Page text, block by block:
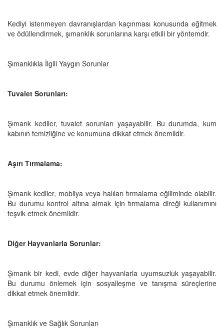
Kediyi istenmeyen davranışlardan kaçınması konusunda eğitmek
ve ödüllendirmek, şımarıklık sorunlarına karşı etkili bir yöntemdir.
Şımarıklıkla İlgili Yaygın Sorunlar
Tuvalet Sorunları:
Şımarık kediler, tuvalet sorunları yaşayabilir. Bu durumda, kum
kabının temizliğine ve konumuna dikkat etmek önemlidir.
Aşırı Tırmalama:
Şımarık kediler, mobilya veya halıları tırmalama eğiliminde olabilir.
Bu durumu kontrol altına almak için tırmalama direği kullanımını
teşvik etmek önemlidir.
Diğer Hayvanlarla Sorunlar:
Şımarık bir kedi, evde diğer hayvanlarla uyumsuzluk yaşayabilir.
Bu durumu önlemek için sosyalleşme ve tanışma süreçlerine
dikkat etmek önemlidir.
Şımarıklık ve Sağlık Sorunları